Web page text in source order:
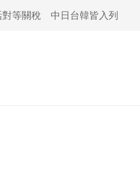
對等關稅 中日台韓皆入列